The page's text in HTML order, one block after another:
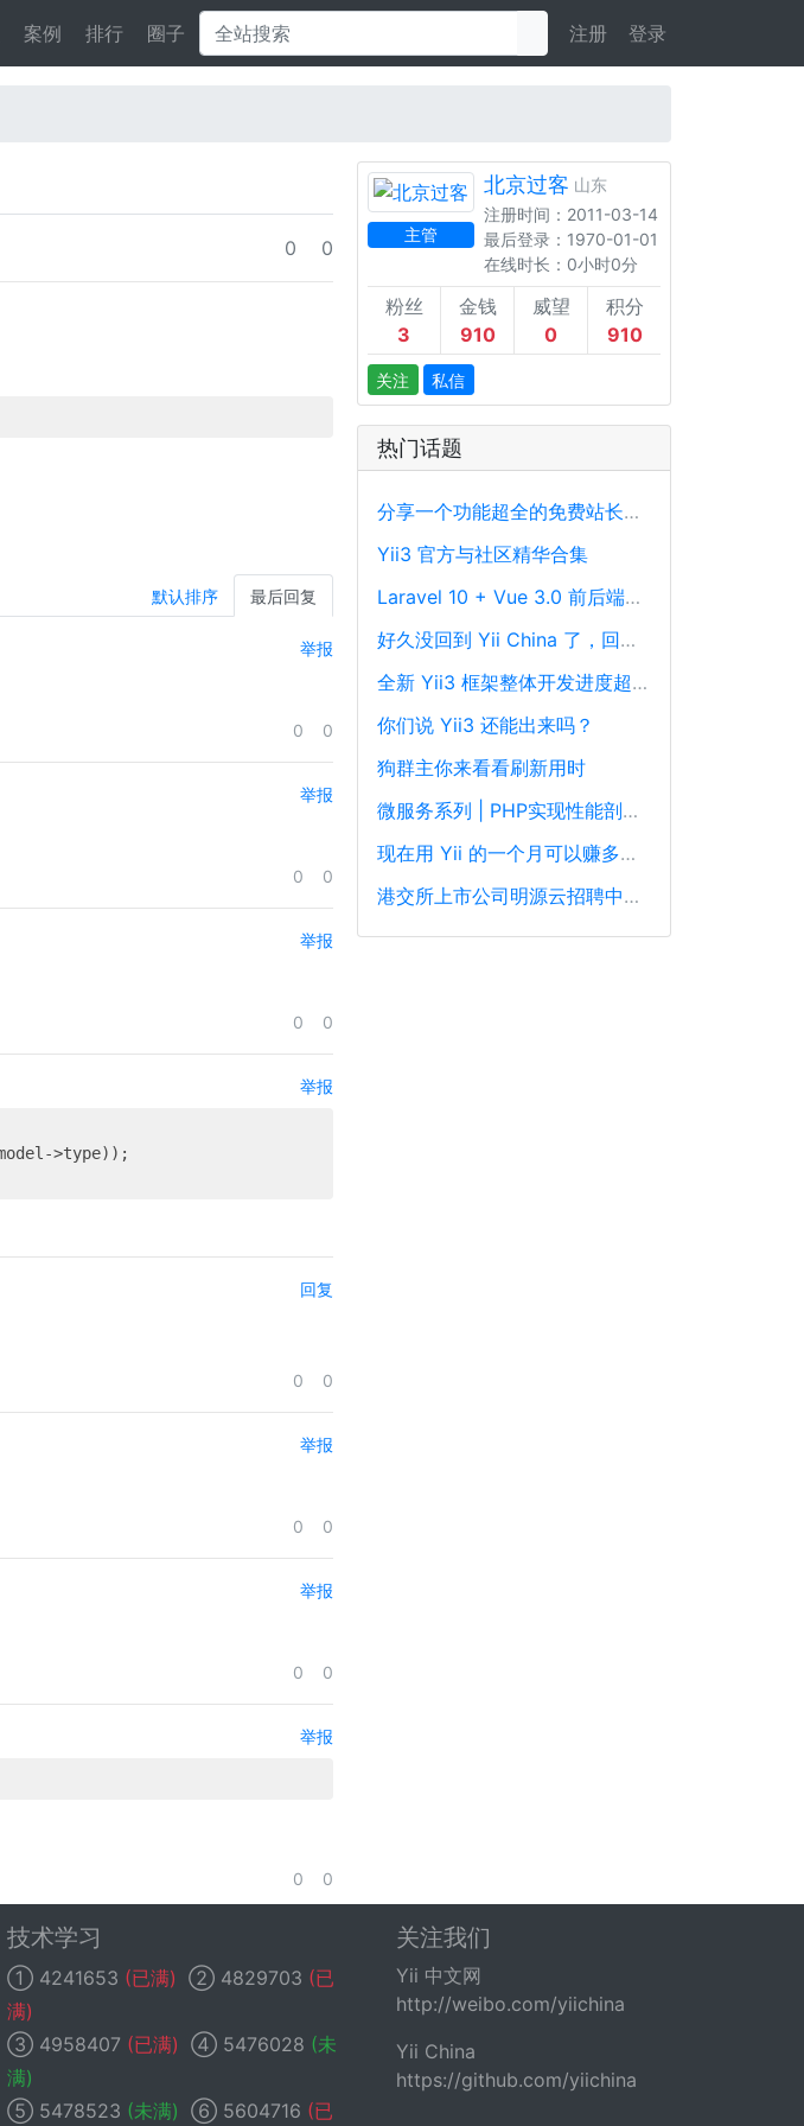
案例 排行 圈子 注册 登录
0 0
默认排序 最后回复
举报
0 0
举报
0 0
举报
0 0
举报
回复
0 0
举报
0 0
举报
0 0
举报
0 0
主管
北京过客 山东
注册时间：2011-03-14
最后登录：1970-01-01
在线时长：0小时0分
粉丝
3
金钱
910
威望
0
积分
910
关注 私信
热门话题
分享一个功能超全的免费站长工具平台
Yii3 官方与社区精华合集
Laravel 10 + Vue 3.0 前后端分离框架通用后台源码
好久没回到 Yii China 了，回来冒个泡泡！
全新 Yii3 框架整体开发进度超过88%，发布在即！
你们说 Yii3 还能出来吗？
狗群主你来看看刷新用时
微服务系列 | PHP实现性能剖析、跟踪和可观察性最佳实践
现在用 Yii 的一个月可以赚多少钱？
港交所上市公司明源云招聘中高级PHP开发工程师
技术学习
① 4241653 (已满) ② 4829703 (已
满)
③ 4958407 (已满) ④ 5476028 (未
满)
⑤ 5478523 (未满) ⑥ 5604716 (已
关注我们
Yii 中文网
http://weibo.com/yiichina
Yii China
https://github.com/yiichina